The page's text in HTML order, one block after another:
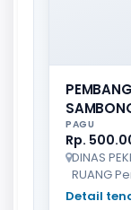
PAGU
Rp.
DINAS
RUANG
Detail